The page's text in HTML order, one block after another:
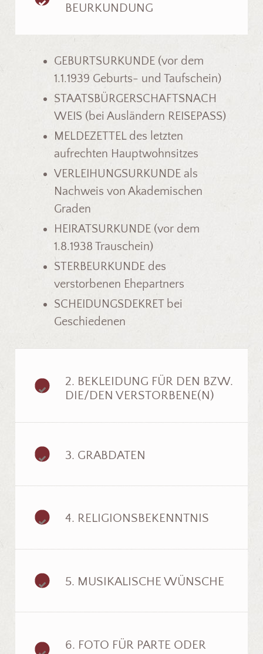
BEURKUNDUNG
GEBURTSURKUNDE (vor dem
1.1.1939 Geburts- und Taufschein)
STAATSBÜRGERSCHAFTSNACH
WEIS (bei Ausländern REISEPASS)
MELDEZETTEL des letzten
aufrechten Hauptwohnsitzes
VERLEIHUNGSURKUNDE als
Nachweis von Akademischen
Graden
HEIRATSURKUNDE (vor dem
1.8.1938 Trauschein)
STERBEURKUNDE des
verstorbenen Ehepartners
SCHEIDUNGSDEKRET bei
Geschiedenen
2. BEKLEIDUNG FÜR DEN BZW.
DIE/DEN VERSTORBENE(N)
3. GRABDATEN
4. RELIGIONSBEKENNTNIS
5. MUSIKALISCHE WÜNSCHE
6. FOTO FÜR PARTE ODER